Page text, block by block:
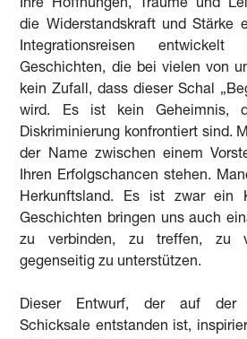
Ihre Hoffnungen, Träume und
die Widerstandskraft und Stärke
Integrationsreisen
Geschichten, die bei vielen von
kein Zufall, dass dieser Schal
wird. Es ist kein Geheimnis,
Diskriminierung konfrontiert sind.
der Name zwischen einem
Ihren Erfolgschancen stehen.
Herkunftsland. Es ist zwar ein
Geschichten bringen uns auch
zu verbinden, zu treffen, zu
gegenseitig zu unterstützen.
Dieser Entwurf, der auf der
Schicksale entstanden ist,